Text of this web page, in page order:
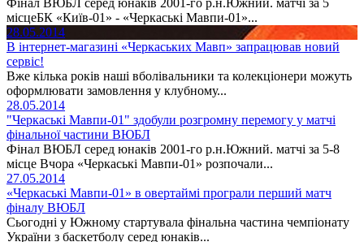
місцеБК «Київ-01» - «Черкаські Мавпи-01»...
28.05.2014
В інтернет-магазині «Черкаських Мавп» запрацював новий
сервіс!
Вже кілька років наші вболівальники та колекціонери можуть
оформлювати замовлення у клубному...
28.05.2014
"Черкаські Мавпи-01" здобули розгромну перемогу у матчі
фінальної частини ВЮБЛ
Фінал ВЮБЛ серед юнаків 2001-го р.н.Южний. матчі за 5-8
місце Вчора «Черкаські Мавпи-01» розпочали...
27.05.2014
«Черкаські Мавпи-01» в овертаймі програли перший матч
фіналу ВЮБЛ
Сьогодні у Южному стартувала фінальна частина чемпіонату
України з баскетболу серед юнаків...